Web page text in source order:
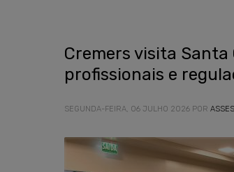
Cremers visita
profissionais e
SEGUNDA-FEIRA, 06 JULHO 2026 POR